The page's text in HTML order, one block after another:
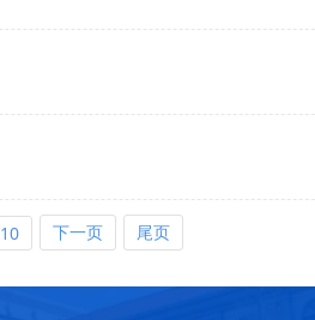
10 下一页 尾页